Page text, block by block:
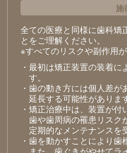
施
全ての医療と同様に歯科矯
とをご理解ください。
※すべてのリスクや副作用
・最初は矯正装置の装着
す。
・歯の動き方には個人差
延長する可能性があります
・矯正治療中は、装置が
歯や歯周病の罹患リスク
定期的なメンテナンスを
・歯を動かすことにより歯
また、歯ぐきがやせてラ